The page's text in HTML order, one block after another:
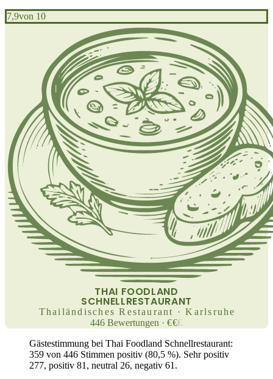
7,9von 10
THAI FOODLAND
SCHNELLRESTAURANT
Thailändisches Restaurant · Karlsruhe
446 Bewertungen ·€€€
Gästestimmung bei Thai Foodland Schnellrestaurant:
359 von 446 Stimmen positiv (80,5 %). Sehr positiv
277, positiv 81, neutral 26, negativ 61.